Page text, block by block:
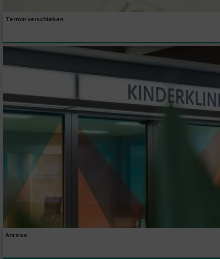
Termin verschieben
Anreise